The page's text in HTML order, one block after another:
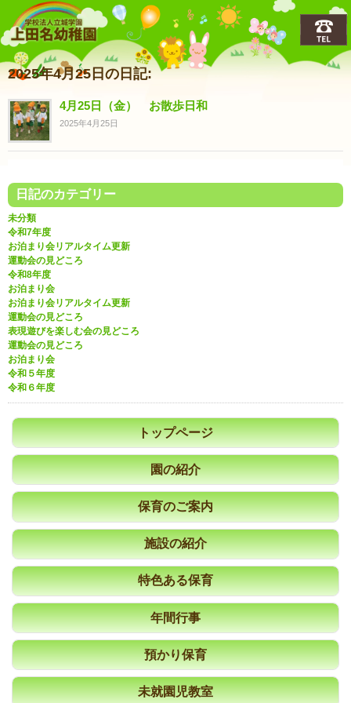
上田名(うえだな)幼稚園
2025年4月25日の日記:
4月25日（金） お散歩日和
2025年4月25日
日記のカテゴリー
未分類
令和7年度
お泊まり会リアルタイム更新
運動会の見どころ
令和8年度
お泊まり会
お泊まり会リアルタイム更新
運動会の見どころ
表現遊びを楽しむ会の見どころ
運動会の見どころ
お泊まり会
令和５年度
令和６年度
トップページ
園の紹介
保育のご案内
施設の紹介
特色ある保育
年間行事
預かり保育
未就園児教室